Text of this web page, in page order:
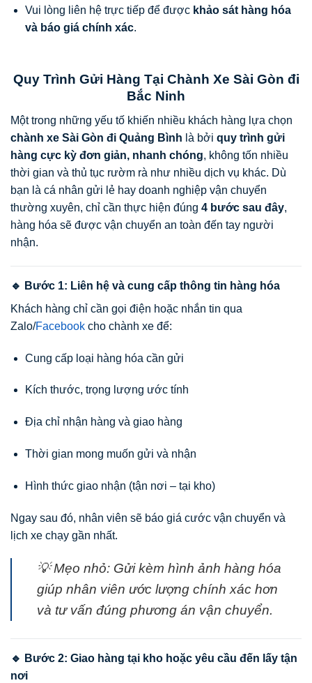
Vui lòng liên hệ trực tiếp để được khảo sát hàng hóa
và báo giá chính xác.
Quy Trình Gửi Hàng Tại Chành Xe Sài Gòn đi
Bắc Ninh
Một trong những yếu tố khiến nhiều khách hàng lựa chọn
chành xe Sài Gòn đi Quảng Bình là bởi quy trình gửi
hàng cực kỳ đơn giản, nhanh chóng, không tốn nhiều
thời gian và thủ tục rườm rà như nhiều dịch vụ khác. Dù
bạn là cá nhân gửi lẻ hay doanh nghiệp vận chuyển
thường xuyên, chỉ cần thực hiện đúng 4 bước sau đây,
hàng hóa sẽ được vận chuyển an toàn đến tay người
nhận.
🔹 Bước 1: Liên hệ và cung cấp thông tin hàng hóa
Khách hàng chỉ cần gọi điện hoặc nhắn tin qua
Zalo/Facebook cho chành xe để:
Cung cấp loại hàng hóa cần gửi
Kích thước, trọng lượng ước tính
Địa chỉ nhận hàng và giao hàng
Thời gian mong muốn gửi và nhận
Hình thức giao nhận (tận nơi – tại kho)
Ngay sau đó, nhân viên sẽ báo giá cước vận chuyển và
lịch xe chạy gần nhất.
💡Mẹo nhỏ: Gửi kèm hình ảnh hàng hóa
giúp nhân viên ước lượng chính xác hơn
và tư vấn đúng phương án vận chuyển.
🔹 Bước 2: Giao hàng tại kho hoặc yêu cầu đến lấy tận
nơi